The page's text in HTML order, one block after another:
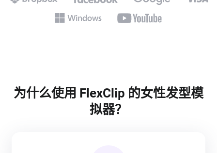
为什么使用 FlexClip 的女性发型模
拟器？